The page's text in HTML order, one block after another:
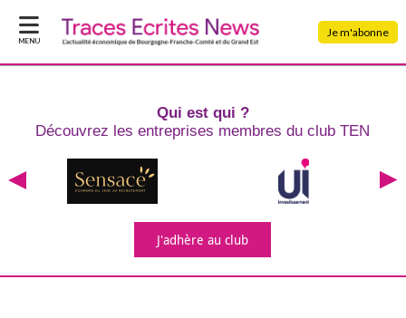
MENU
Je m'abonne
Qui est qui ?
Découvrez les entreprises membres du club TEN
J'adhèreau club